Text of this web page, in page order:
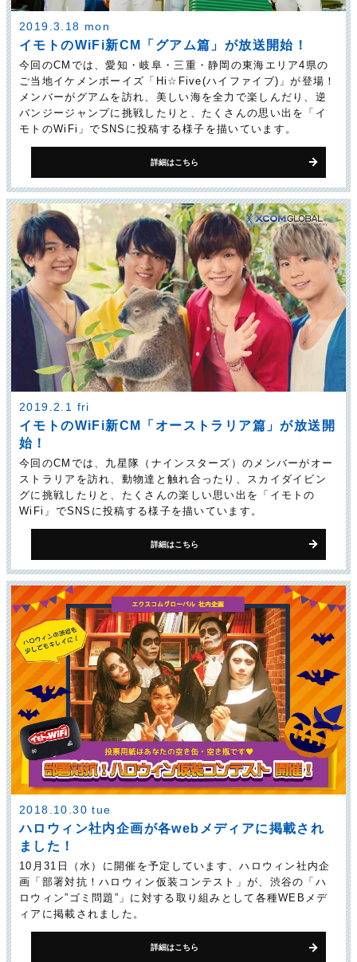
2019.3.18 mon
イモトのWiFi新CM「グアム篇」が放送開始！
今回のCMでは、愛知・岐阜・三重・静岡の東海エリア4県の
ご当地イケメンボーイズ「Hi☆Five(ハイファイブ)」が登場！
メンバーがグアムを訪れ、美しい海を全力で楽しんだり、逆
バンジージャンプに挑戦したりと、たくさんの思い出を「イ
モトのWiFi」でSNSに投稿する様子を描いています。
詳細はこちら
2019.2.1 fri
イモトのWiFi新CM「オーストラリア篇」が放送開
始！
今回のCMでは、九星隊（ナインスターズ）のメンバーがオー
ストラリアを訪れ、動物達と触れ合ったり、スカイダイビン
グに挑戦したりと、たくさんの楽しい思い出を「イモトの
WiFi」でSNSに投稿する様子を描いています。
詳細はこちら
2018.10.30 tue
ハロウィン社内企画が各webメディアに掲載され
ました！
10月31日（水）に開催を予定しています、ハロウィン社内企
画「部署対抗！ハロウィン仮装コンテスト」が、渋谷の「ハ
ロウィン”ゴミ問題”」に対する取り組みとして各種WEBメデ
ィアに掲載されました。
詳細はこちら